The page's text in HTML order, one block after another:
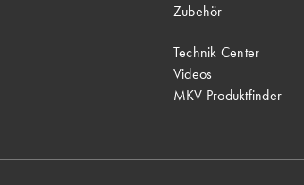
Zubehör
Technik Center
Videos
MKV Produktfinder